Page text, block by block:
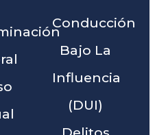
Conducción
Bajo La
Influencia
(DUI)